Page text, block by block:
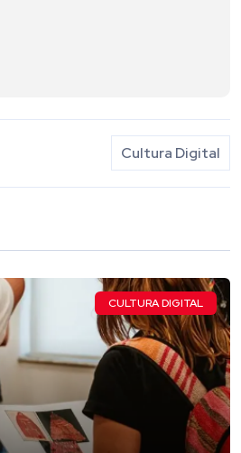
Cultura Digital
CULTURA DIGITAL